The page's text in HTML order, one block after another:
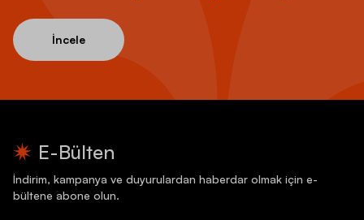
İncele
E-Bülten
İndirim, kampanya ve duyurulardan haberdar olmak için e-
bültene abone olun.